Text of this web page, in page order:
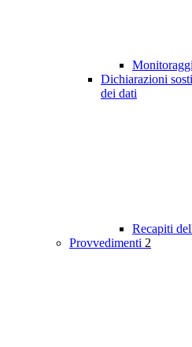
Dichiarazioni
dei dati
Recapiti
Provvedimenti 2